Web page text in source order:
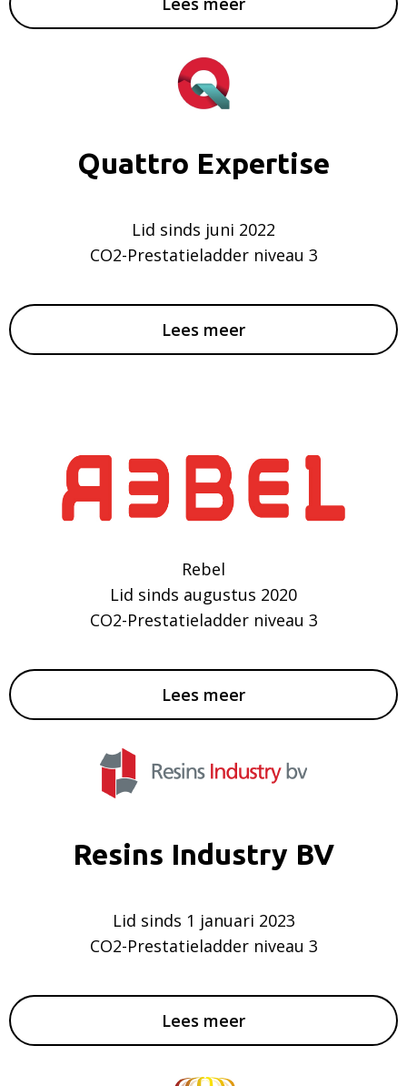
Quattro Expertise
Lid sinds juni 2022
CO2-Prestatieladder niveau 3
Lees meer
Rebel
Lid sinds augustus 2020
CO2-Prestatieladder niveau 3
Lees meer
Resins Industry BV
Lid sinds 1 januari 2023
CO2-Prestatieladder niveau 3
Lees meer